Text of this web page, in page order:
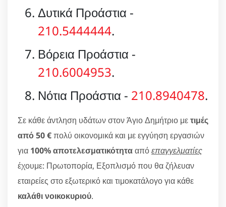
Δυτικά Προάστια -
210.5444444.
Βόρεια Προάστια -
210.6004953.
Νότια Προάστια - 210.8940478.
Σε κάθε άντληση υδάτων στον Άγιο Δημήτριο μετιμές
από 50 €πολύ οικονομικά και με εγγύηση εργασιών
για 100% αποτελεσματικότητααπόεπαγγελματίες
έχουμε: Πρωτοπορία, Εξοπλισμό που θα ζήλευαν
εταιρείες στο εξωτερικό και τιμοκατάλογο για κάθε
καλάθι νοικοκυριού.